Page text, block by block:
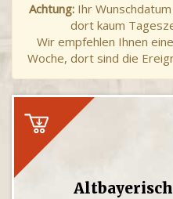
Achtung: Ihr
dort kaum
Wir empfehlen Ihnen
Woche, dort sind die